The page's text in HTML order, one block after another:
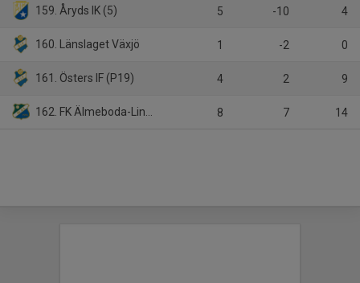
159. Åryds IK (5) 5 -10 4
160. Länslaget Växjö 1 -2 0
161. Östers IF (P19) 4 2 9
162. FK Älmeboda-Linneryd (3) 8 7 14